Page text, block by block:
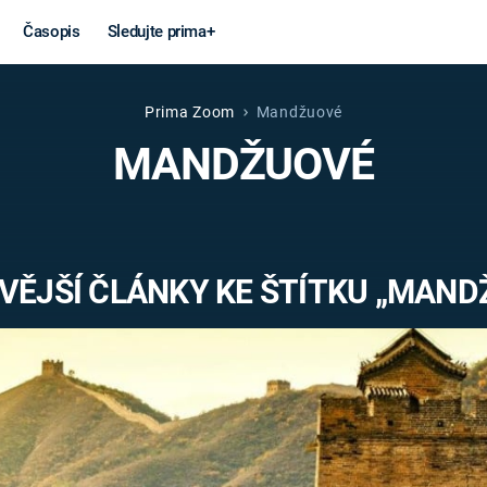
Časopis Sledujte prima+
Věda a
technika
MARS
VÁLEČNÉ
Záhady a
Prima Zoom Mandžuové
MANDŽUOVÉ
ČLÁNKY KE ŠTÍTKU